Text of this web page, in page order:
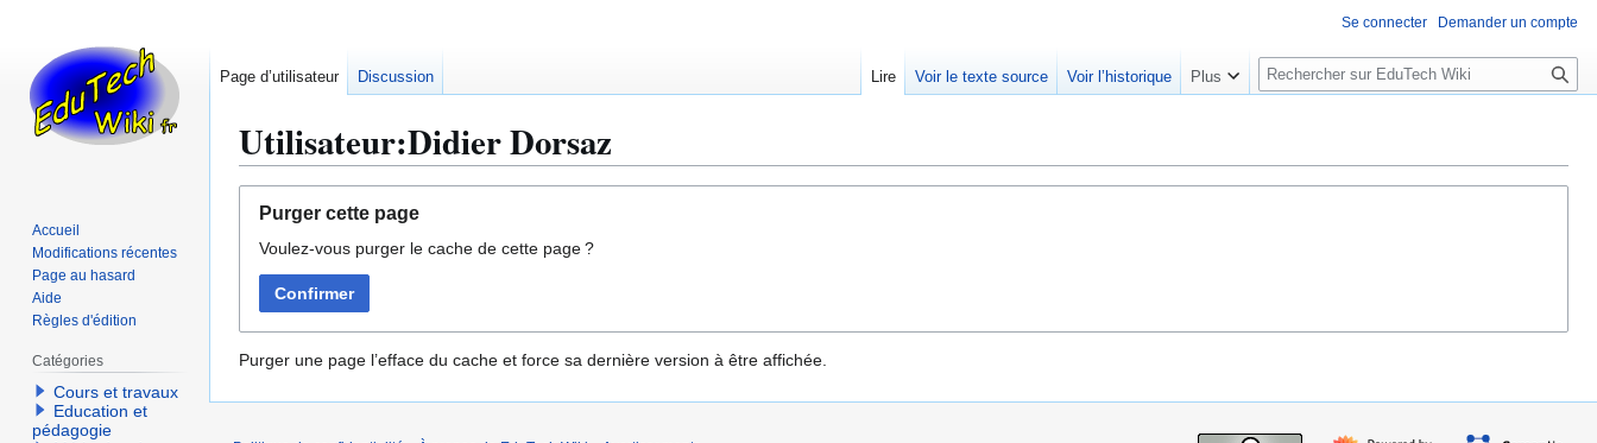
Utilisateur:Didier Dorsaz
navigation
recherche
Purger cette page
Voulez-vous purger le cache de cette page ?
Confirmer
Purger une page l’efface du cache et force sa dernière version à être affichée.
Se connecter Demander un compte
Page d’utilisateur Discussion Lire Voir le texte source Voir l’historique Plus
R
e
e
Accueil
Modifications récentes
Page au hasard
Aide
Règles d'édition
Catégories
Cours et travaux
Education et
pédagogie